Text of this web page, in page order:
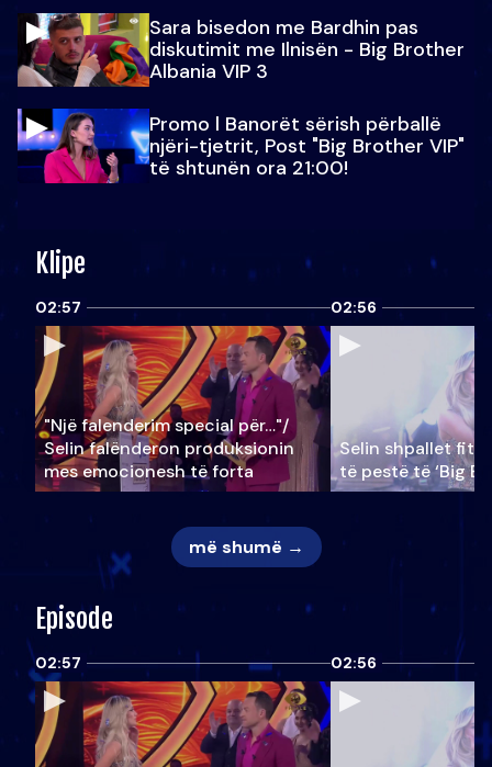
Sara bisedon me Bardhin pas
diskutimit me Ilnisën - Big Brother
Albania VIP 3
Promo l Banorët sërish përballë
njëri-tjetrit, Post "Big Brother VIP"
të shtunën ora 21:00!
Klipe
02:57
"Një falenderim special për…"/
Selin falënderon produksionin
mes emocionesh të forta
02:56
Selin shpallet
të pestë të ‘Big
më shumë →
Episode
02:57 02:56